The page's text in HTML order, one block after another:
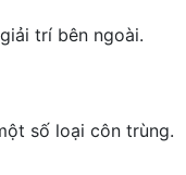
trí bên ngoài.
số loại côn trùng.